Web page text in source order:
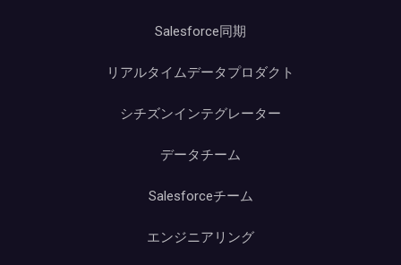
Salesforce同期
リアルタイムデータプロダクト
シチズンインテグレーター
データチーム
Salesforceチーム
エンジニアリング